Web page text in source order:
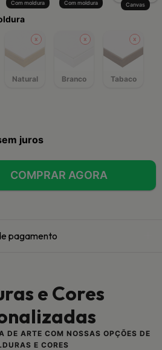
Com moldura Com moldura Canvas
Natural Branco Tabaco
juros
pagamento
e Cores
DE ARTE COM NOSSAS OPÇÕES DE
E CORES